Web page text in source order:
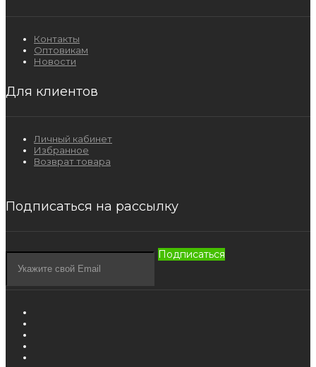
Контакты
Оптовикам
Новости
Для клиентов
Личный кабинет
Избранное
Возврат товара
Подписаться на рассылку
Подписаться